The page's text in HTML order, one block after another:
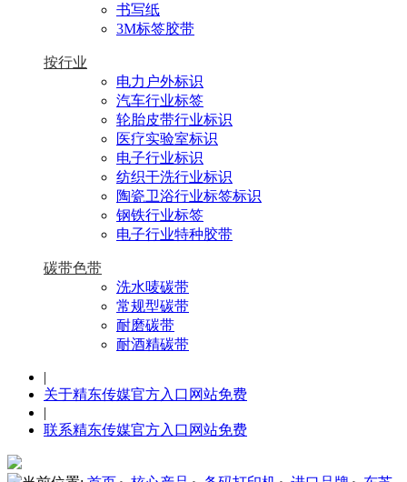
书写纸
3M标签胶带
按行业
电力户外标识
汽车行业标签
轮胎皮带行业标识
医疗实验室标识
电子行业标识
纺织干洗行业标识
陶瓷卫浴行业标签标识
钢铁行业标签
电子行业特种胶带
碳带色带
洗水唛碳带
常规型碳带
耐磨碳带
耐酒精碳带
|
关于精东传媒官方入口网站免费
|
联系精东传媒官方入口网站免费